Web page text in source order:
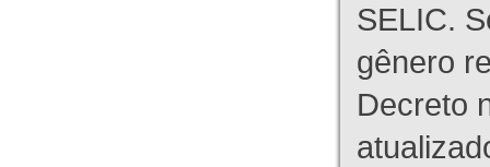
SELIC.
gênero
Decreto